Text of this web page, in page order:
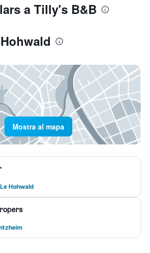
a Tilly's B&B
Mostra al mapa
Hohwald